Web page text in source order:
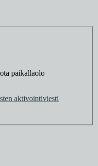
paikallaolo
aktivointiviesti